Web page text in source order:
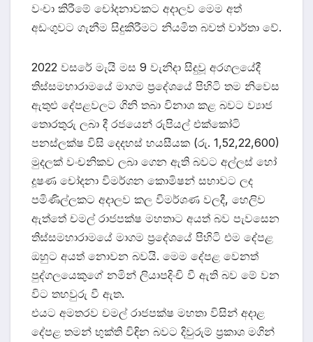
වංචා කිරීමේ චෝදනාවකට අදාලව මෙම අත්
අඩංගුවට ගැනීම සිදුකිරීමට නියමිත බවත් වාර්තා වේ.
2022 වසරේ මැයි මස 9 වැනිදා සිදුවූ අරගලයේදී
තිස්සමහාරාමයේ මාගම ප්‍රදේශයේ පිහිටි තම නිවෙස
ඇතුළු දේපළවලට ගිනි තබා විනාශ කළ බවට ව්‍යාජ
තොරතුරු ලබා දී රජයෙන් රුපියල් එක්කෝටි
පනස්ලක්ෂ විසි දෙදහස් හයසීයක (රු. 1,52,22,600)
මුදලක් වංචනිකව ලබා ගෙන ඇති බවට අල්ලස් හෝ
දූෂණ චෝදනා විමර්ශන කොමිෂන් සභාවට ලද
පමිණිල්ලකට අදාලව කල විමර්ශණ වලදී, හෙලිව
ඇත්තේ චමල් රාජපක්ෂ මහතාට අයත් බව පැවසෙන
තිස්සමහාරාමයේ මාගම ප්‍රදේශයේ පිහිටි එම දේපළ
ඔහුට අයත් නොවන බවයි. මෙම දේපළ වෙනත්
පුද්ගලයෙකුගේ නමින් ලියාපදිංචි වී ඇති බව මේ වන
විට තහවුරු වී ඇත.
එයට අමතරව චමල් රාජපක්ෂ මහතා විසින් අදාළ
දේපළ තමන් භුක්ති විඳින බවට දිවුරුම් ප්‍රකාශ මගින්